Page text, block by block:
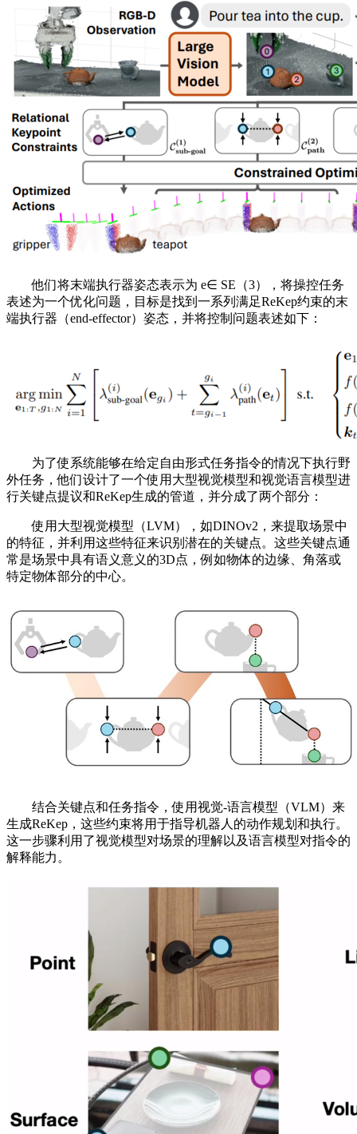
他们将末端执行器姿态表示为 e∈ SE（3），将操控任务
表述为一个优化问题，目标是找到一系列满足ReKep约束的末
端执行器（end-effector）姿态，并将控制问题表述如下：
为了使系统能够在给定自由形式任务指令的情况下执行野
外任务，他们设计了一个使用大型视觉模型和视觉语言模型进
行关键点提议和ReKep生成的管道，并分成了两个部分：
使用大型视觉模型（LVM），如DINOv2，来提取场景中
的特征，并利用这些特征来识别潜在的关键点。这些关键点通
常是场景中具有语义意义的3D点，例如物体的边缘、角落或
特定物体部分的中心。
结合关键点和任务指令，使用视觉-语言模型（VLM）来
生成ReKep，这些约束将用于指导机器人的动作规划和执行。
这一步骤利用了视觉模型对场景的理解以及语言模型对指令的
解释能力。